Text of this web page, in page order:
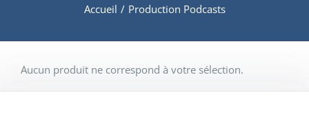
Accueil / Production Podcasts
Aucun produit ne correspond à votre sélection.